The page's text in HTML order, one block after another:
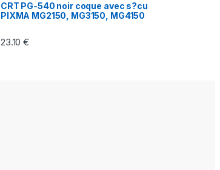
CRT PG-540 noir coque avec s?cu
PIXMA MG2150, MG3150, MG4150
23.10€